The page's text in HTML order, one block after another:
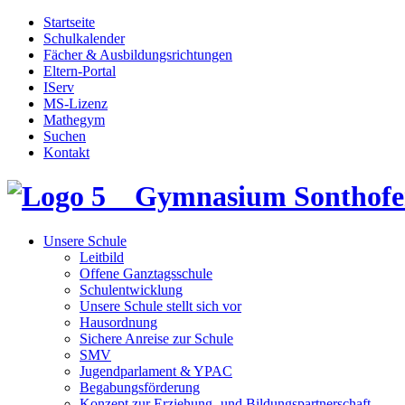
Startseite
Schulkalender
Fächer & Ausbildungsrichtungen
Eltern-Portal
IServ
MS-Lizenz
Mathegym
Suchen
Kontakt
Gymnasium
Unsere Schule
Leitbild
Offene Ganztagsschule
Schulentwicklung
Unsere Schule stellt sich vor
Hausordnung
Sichere Anreise zur Schule
SMV
Jugendparlament & YPAC
Begabungsförderung